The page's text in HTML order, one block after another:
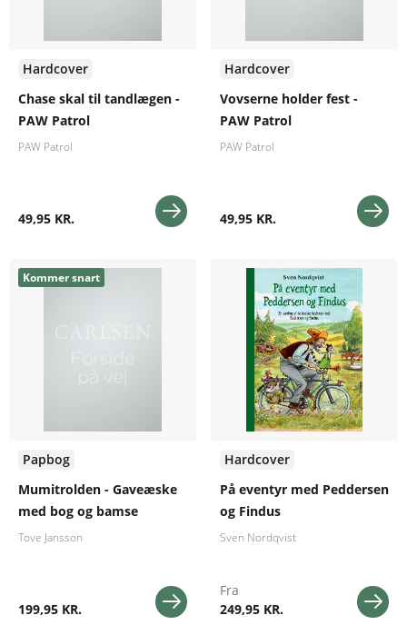
Hardcover
Chase skal til tandlægen -
PAW Patrol
PAW Patrol
49,95 KR.
Hardcover
Vovserne holder fest -
PAW Patrol
PAW Patrol
49,95 KR.
Papbog
Mumitrolden - Gaveæske
med bog og bamse
Tove Jansson
199,95 KR.
Kommer snart
Hardcover
På eventyr med Peddersen
og Findus
Sven Nordqvist
Fra
249,95 KR.